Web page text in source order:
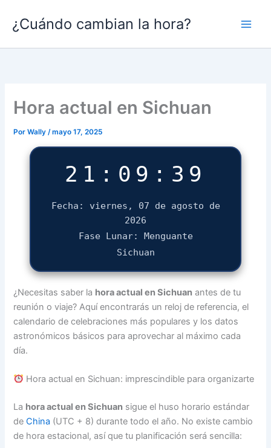
contenido
¿Cuándo cambian la hora?
Hora actual en Sichuan
PorWally/mayo 17, 2025
21:09:39
Fecha: viernes, 07 de agosto de
2026
Fase Lunar: Menguante
Sichuan
¿Necesitas saber la hora actual en Sichuan antes de tu
reunión o viaje? Aquí encontrarás un reloj de referencia, el
calendario de celebraciones más populares y los datos
astronómicos básicos para aprovechar al máximo cada
día.
Hora actual en Sichuan: imprescindible para organizarte
La hora actual en Sichuan sigue el huso horario estándar
deChina (UTC + 8) durante todo el año. No existe cambio
de hora estacional, así que tu planificación será sencilla: